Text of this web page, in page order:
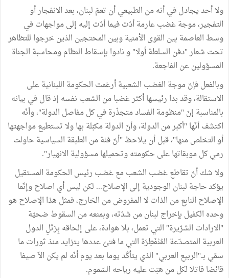
ولا أحد يجادل في أنه من الطبيعي أن تعمّ لبنان، بعد الانفجار أو
التفجير، موجة غضب عارمة أدّت فيما أدّت إليه إلى مواجهات في
وسط العاصمة بين القوى الأمنية وبين المحتجين الذين خرجوا للتظاهر
تحت شعار "دفن السلطة أولا" و نادوا بإسقاط النظام ومحاسبة الجناة
المسؤولين عن الفاجعة.
وبالفعل فإنّ موجة الغضب الشعبية أرغمت الحكومة اللبنانية على
الاستقالة، وقد بدا رئيسها أكثر غضبا من الشعب نفسه إذ قال في بيانه
بالمناسبة إنّ "منظومة الفساد متجذّرة في كل مفاصل الدولة"، وأنّه
اكتشف أنّها "أكبر من الدولة، وأنّ الدولة مكبّلة بها ولا تستطيع مواجهتها
أو التخلص منها"، قبل أن يلاحظ "أنّ فئة من الطبقة السياسية حاولت
رمي كل موبقاتها على حكومته وتحميلها مسؤولية الانهيار".
ولا شك أنّ تقاطع غضب الشعب مع غضب رئيس الحكومة المستقيل
يؤكد حاجة لبنان الوجودية إلى الإصلاح... لكن ليس أي اصلاح وإنّما
الإصلاح النابع من الذات لا المفروض من الخارج، فمثل هذا الإصلاح هو
وحده الكفيل بإخراج لبنان من شدّته، وبمنعه من السقوط ضحيّة
"الارادات الشرّيرة" التي تعمل، بلا هوادة، على إلحاقه بِرَتْلِ الدول
العربية المتصدّعة المُنْفَطِرَة التي ما فتئ عددها يتزايد منذ ثورات ما
سمّي بــ"الربيع العربي" الذي يتأكّد يوما بعد يوم أنّه لم يكن الاّ صيفا
قائضا قاتلا لكل من هبّت عليه رياحه السّموم.